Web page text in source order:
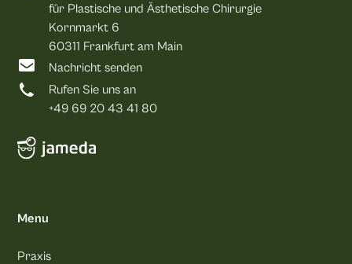
für Plastische und Ästhetische Chirurgie
Kornmarkt 6
60311 Frankfurt am Main
Nachricht senden
Rufen Sie uns an
+49 69 20 43 41 80
Menu
Praxis